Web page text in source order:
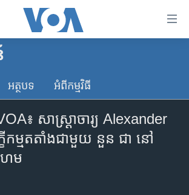
អត្ថបទ​ អំពី​កម្មវិធី​
៖ សាស្ត្រាចារ្យ Alexander
ខីកម្ម​តតាំង​ជាមួយ​ នួន ជា នៅ​
ហម